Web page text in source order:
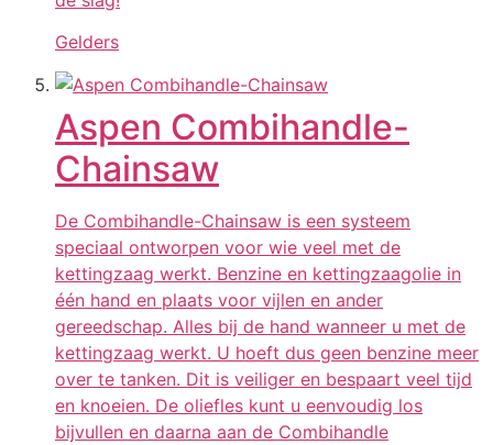
Gelders
Aspen Combihandle-
Chainsaw
De Combihandle-Chainsaw is een systeem
speciaal ontworpen voor wie veel met de
kettingzaag werkt. Benzine en kettingzaagolie in
één hand en plaats voor vijlen en ander
gereedschap. Alles bij de hand wanneer u met de
kettingzaag werkt. U hoeft dus geen benzine meer
over te tanken. Dit is veiliger en bespaart veel tijd
en knoeien. De oliefles kunt u eenvoudig los
bijvullen en daarna aan de Combihandle